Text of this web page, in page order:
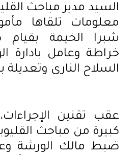
السيد مدير مباحث
معلومات تلقاها
شبرا الخيمة
خراطة وعامل بادارة
السلاح النارى وتعديلة
عقب تقنين
كبيرة من مباحث
ضبط مالك الورشة